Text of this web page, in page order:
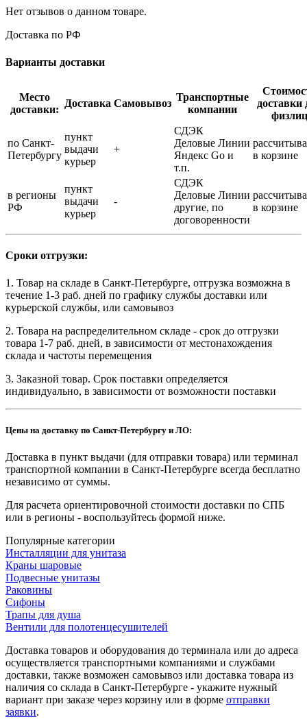
Нет отзывов о данном товаре.
Доставка по РФ
Варианты доставки
Место
доставки:
Доставка Самовывоз
Транспортные
компании
доставки
физлиц
по Санкт-
Петербургу
пункт
выдачи
курьер
+
СДЭК
Деловые Линии
Яндекс Go и
т.п.
в корзине
в регионы
РФ
пункт
выдачи
курьер
-
СДЭК
Деловые Линии
другие, по
договоренности
в корзине
Сроки отгрузки:
1. Товар на складе в Санкт-Петербурге, отгрузка возможна в
течение 1-3 раб. дней по графику службы доставки или
курьерской службы, или самовывоз
2. Товара на распределительном складе - срок до отгрузки
товара 1-7 раб. дней, в зависимости от местонахождения
склада и частоты перемещения
3. Заказной товар. Срок поставки определяется
индивидуально, в зависимости от возможности поставки
Цены на доставку по Санкт-Петербургу и ЛО:
Доставка в пункт выдачи (для отправки товара) или терминал
транспортной компании в Санкт-Петербурге всегда бесплатно
независимо от суммы.
Для расчета ориентировочной стоимости доставки по СПБ
или в регионы - воспользуйтесь формой ниже.
Популярные категории
Инсталляции для унитаза
Краны шаровые
Подвесные унитазы
Раковины
Сифоны
Трапы для душа
Вентили для полотенцесушителей
Доставка товаров и оборудования до терминала или до адреса
осуществляется транспортными компаниями и службами
доставки, также возможен самовывоз или доставка товара из
наличия со склада в Санкт-Петербурге - укажите нужный
вариант при заказе через корзину или в форме отправки
заявки.